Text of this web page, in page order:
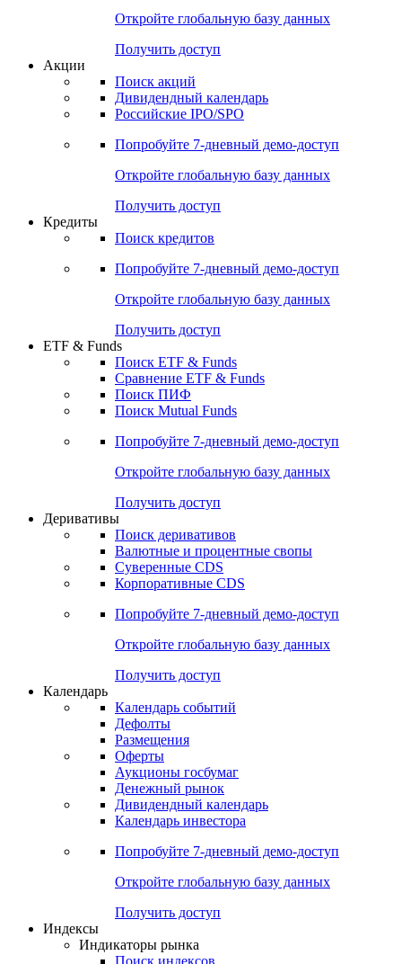
Откройте глобальную базу данных
Получить доступ
Акции
Поиск акций
Дивидендный календарь
Российские IPO/SPO
Попробуйте 7-дневный демо-доступ
Откройте глобальную базу данных
Получить доступ
Кредиты
Поиск кредитов
Попробуйте 7-дневный демо-доступ
Откройте глобальную базу данных
Получить доступ
ETF & Funds
Поиск ETF & Funds
Сравнение ETF & Funds
Поиск ПИФ
Поиск Mutual Funds
Попробуйте 7-дневный демо-доступ
Откройте глобальную базу данных
Получить доступ
Деривативы
Поиск деривативов
Валютные и процентные свопы
Суверенные CDS
Корпоративные CDS
Попробуйте 7-дневный демо-доступ
Откройте глобальную базу данных
Получить доступ
Календарь
Календарь событий
Дефолты
Размещения
Оферты
Аукционы госбумаг
Денежный рынок
Дивидендный календарь
Календарь инвестора
Попробуйте 7-дневный демо-доступ
Откройте глобальную базу данных
Получить доступ
Индексы
Индикаторы рынка
Поиск индексов